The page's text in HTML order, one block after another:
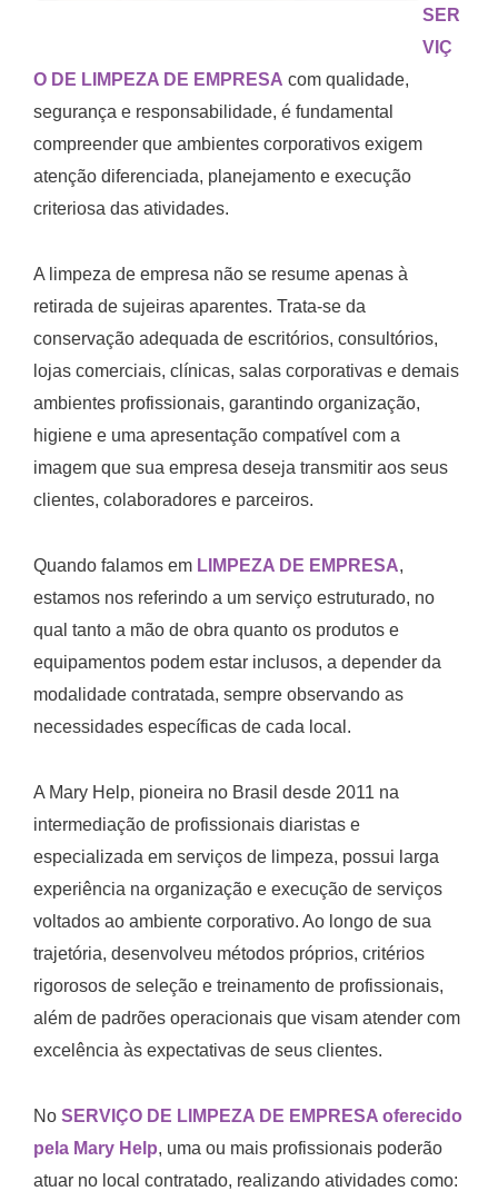
SER
VIÇ
O DE LIMPEZA DE EMPRESA com qualidade,
segurança e responsabilidade, é fundamental
compreender que ambientes corporativos exigem
atenção diferenciada, planejamento e execução
criteriosa das atividades.
A limpeza de empresa não se resume apenas à
retirada de sujeiras aparentes. Trata-se da
conservação adequada de escritórios, consultórios,
lojas comerciais, clínicas, salas corporativas e demais
ambientes profissionais, garantindo organização,
higiene e uma apresentação compatível com a
imagem que sua empresa deseja transmitir aos seus
clientes, colaboradores e parceiros.
Quando falamos em LIMPEZA DE EMPRESA,
estamos nos referindo a um serviço estruturado, no
qual tanto a mão de obra quanto os produtos e
equipamentos podem estar inclusos, a depender da
modalidade contratada, sempre observando as
necessidades específicas de cada local.
A Mary Help, pioneira no Brasil desde 2011 na
intermediação de profissionais diaristas e
especializada em serviços de limpeza, possui larga
experiência na organização e execução de serviços
voltados ao ambiente corporativo. Ao longo de sua
trajetória, desenvolveu métodos próprios, critérios
rigorosos de seleção e treinamento de profissionais,
além de padrões operacionais que visam atender com
excelência às expectativas de seus clientes.
No SERVIÇO DE LIMPEZA DE EMPRESA oferecido
pela Mary Help, uma ou mais profissionais poderão
atuar no local contratado, realizando atividades como: